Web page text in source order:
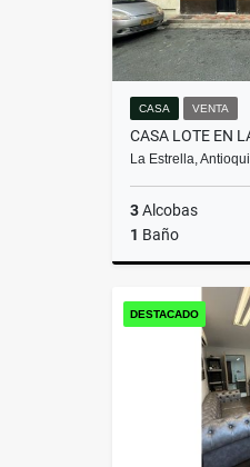
CASA VENTA
La Estrella,
3Alcobas
1 Baño
DESTACADO